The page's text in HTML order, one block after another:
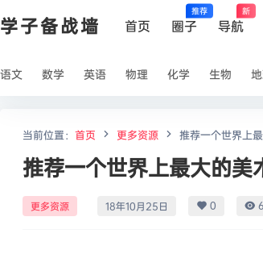
学子备战墙 首页 圈子
推荐
导航
新
语文 数学 英语 物理 化学 生物
当前位置： 首页 更多资源 推荐一个世界上
推荐一个世界上最大的美
更多资源 18年10月25日 0